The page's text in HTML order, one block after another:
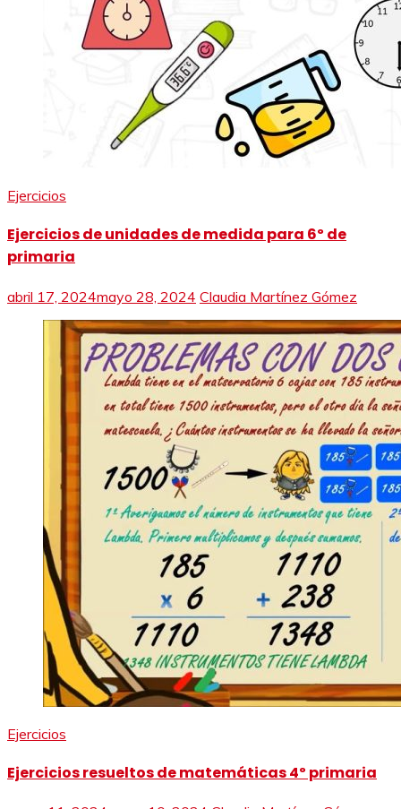
Ejercicios
Ejercicios de unidades de medida para 6º de
primaria
abril 17, 2024mayo 28, 2024 Claudia Martínez Gómez
Ejercicios
Ejercicios resueltos de matemáticas 4º primaria